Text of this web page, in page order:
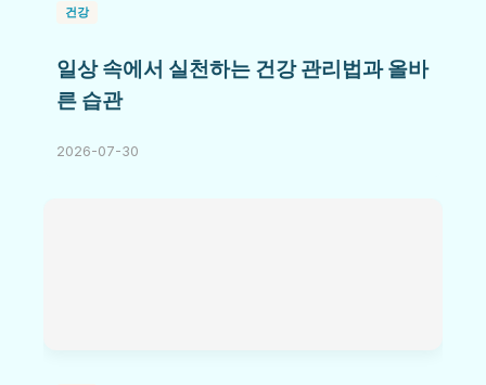
건강
일상 속에서 실천하는 건강 관리법과 올바
른 습관
2026-07-30